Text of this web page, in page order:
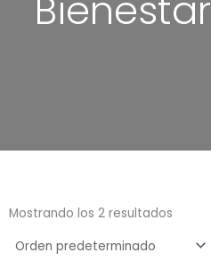
Bienestar
Mostrando los 2 resultados